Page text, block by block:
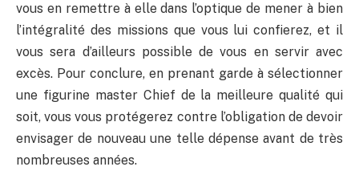
vous en remettre à elle dans l’optique de mener à bien
l’intégralité des missions que vous lui confierez, et il
vous sera d’ailleurs possible de vous en servir avec
excès. Pour conclure, en prenant garde à sélectionner
une figurine master Chief de la meilleure qualité qui
soit, vous vous protégerez contre l’obligation de devoir
envisager de nouveau une telle dépense avant de très
nombreuses années.